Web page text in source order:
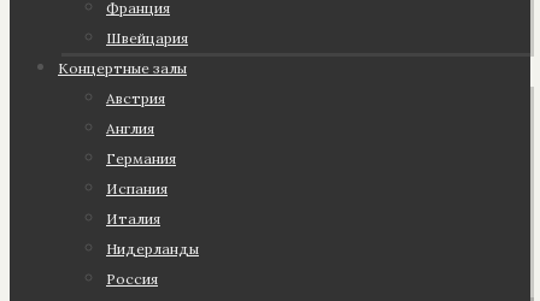
Франция
Швейцария
Концертные залы
Австрия
Англия
Германия
Испания
Италия
Нидерланды
Россия